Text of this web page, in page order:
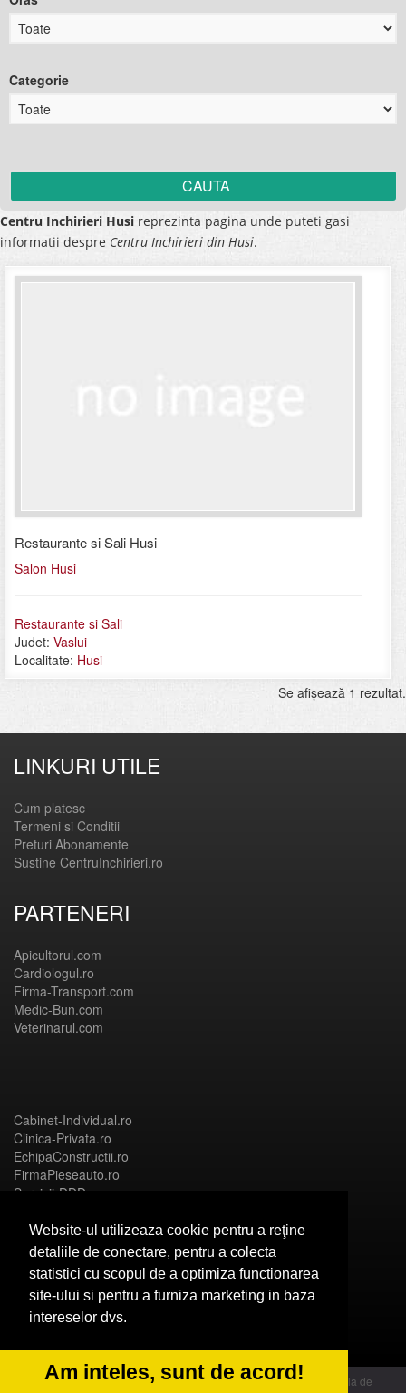
Website-ul utilizeaza cookie pentru a reţine
detaliile de conectare, pentru a colecta
statistici cu scopul de a optimiza functionarea
site-ului si pentru a furniza marketing in baza
intereselor dvs.
Am inteles, sunt de acord!
Categorie
Centru Inchirieri Husi reprezinta pagina unde puteti gasi
informatii despre Centru Inchirieri din Husi.
Restaurante si Sali Husi
Salon Husi
Restaurante si Sali
Judet: Vaslui
Localitate: Husi
Se afişează 1 rezultat.
LINKURI UTILE
Cum platesc
Termeni si Conditii
Preturi Abonamente
Sustine CentruInchirieri.ro
PARTENERI
Apicultorul.com
Cardiologul.ro
Firma-Transport.com
Medic-Bun.com
Veterinarul.com
Cabinet-Individual.ro
Clinica-Privata.ro
EchipaConstructii.ro
FirmaPieseauto.ro
Servicii-DDD.com
Birouri-Cadastru.ro
CramaVinuri.ro
FirmaTractariAuto.ro
© 2014 Powered by OdinMedia | este inscrisa la Autoritatea Nationala de